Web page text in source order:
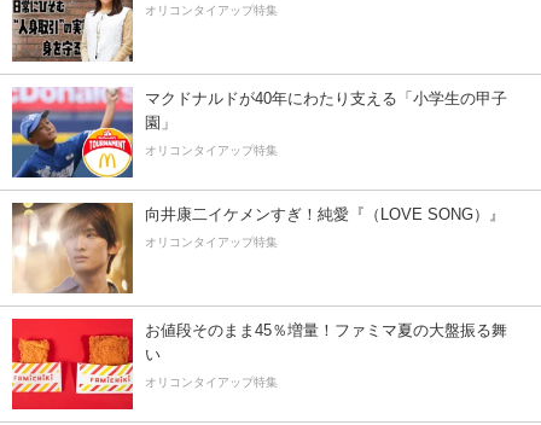
オリコンタイアップ特集
マクドナルドが40年にわたり支える「小学生の甲子
園」
オリコンタイアップ特集
向井康二イケメンすぎ！純愛『（LOVE SONG）』
オリコンタイアップ特集
お値段そのまま45％増量！ファミマ夏の大盤振る舞
い
オリコンタイアップ特集